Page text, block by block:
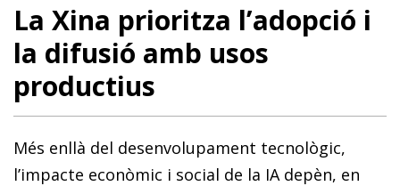
La Xina prioritza l’adopció i
la difusió amb usos
productius
Més enllà del desenvolupament tecnològic,
l’impacte econòmic i social de la IA depèn, en